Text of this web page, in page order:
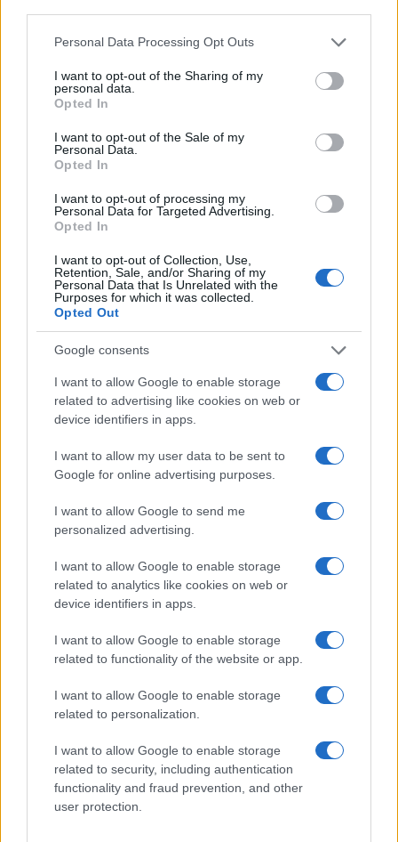
Please note that this website/app uses one or more Google
not limited to your visit or usage behaviour. You may click to
grant or deny consent to Google and its third-party tags to
use your data for below specified purposes in below Google
consent section.
Personal Data Processing Opt Outs
I want to opt-out of the Sharing of my
personal data.
Opted In
I want to opt-out of the Sale of my
Personal Data.
Opted In
I want to opt-out of processing my
Personal Data for Targeted Advertising.
Opted In
I want to opt-out of Collection, Use,
Retention, Sale, and/or Sharing of my
Personal Data that Is Unrelated with the
Purposes for which it was collected.
Opted Out
Google consents
I want to allow Google to enable storage
related to advertising like cookies on web or
device identifiers in apps.
I want to allow my user data to be sent to
Google for online advertising purposes.
I want to allow Google to send me
personalized advertising.
I want to allow Google to enable storage
related to analytics like cookies on web or
device identifiers in apps.
I want to allow Google to enable storage
related to functionality of the website or app.
I want to allow Google to enable storage
related to personalization.
I want to allow Google to enable storage
related to security, including authentication
functionality and fraud prevention, and other
user protection.
desvelan el informe forense
El ‘caso Yéremi Vargas’, el niño desaparecido en 2007…
CRÓNICA
Curso de verano de la Universidad de La
Rioja finaliza con celebración
gastronómica
Tragedia en Santa Susanna: un bombero
fallece durante un incendio en un hotel
Un bombero de la Generalitat pierde la vida…
CRÓNICA